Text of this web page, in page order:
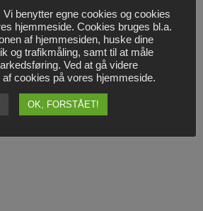
VE Godkendt
Vi benytter egne cookies og cookies
hjemmeside. Cookies bruges bl.a.
af hjemmesiden, huske dine
og trafikmåling, samt til at måle
Ved at gå videre
cookies på vores hjemmeside.
OK, FORSTÅET!